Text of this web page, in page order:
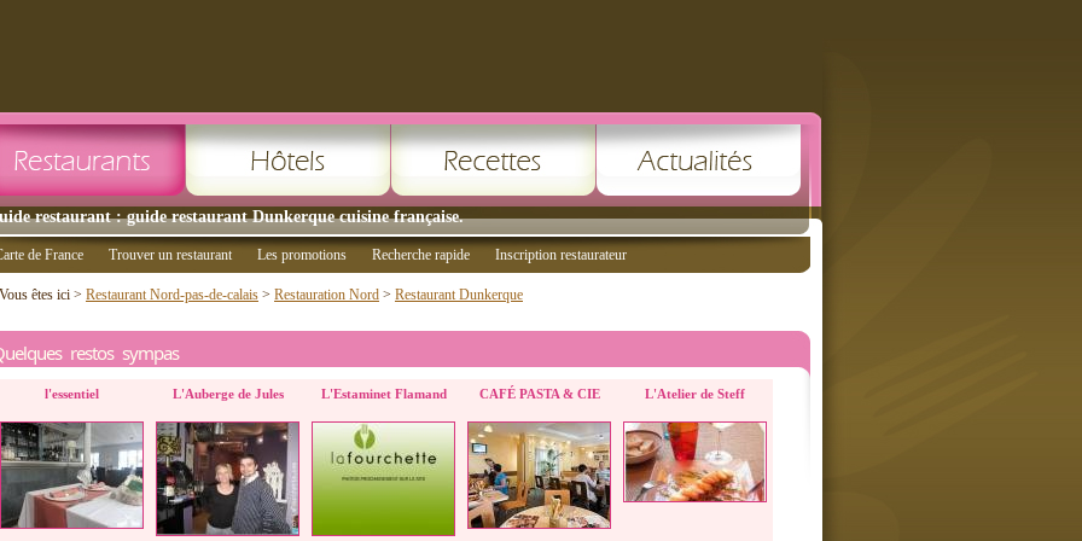
restaurant : guide restaurant Dunkerque cuisine française.
de France Trouver un restaurant Les promotions Recherche rapide Inscription restaurateur
Vous êtes ici > Restaurant Nord-pas-de-calais > Restauration Nord > Restaurant Dunkerque
restos sympas
l'essentiel L'Auberge de Jules L'Estaminet Flamand CAFÉ PASTA & CIE L'Atelier de Steff